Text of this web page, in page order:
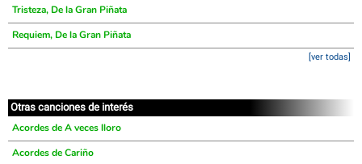
Tristeza, De la Gran Piñata
Requiem, De la Gran Piñata
[ver todas]
Otras canciones de interés
Acordes de A veces lloro
Acordes de Cariño